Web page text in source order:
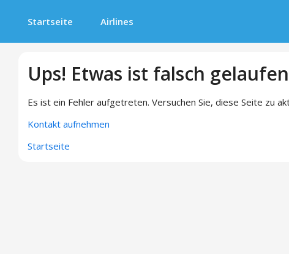
Startseite Airlines
Ups! Etwas ist falsch gelaufen
Es ist ein Fehler aufgetreten. Versuchen Sie, diese Seite zu
Kontakt aufnehmen
Startseite